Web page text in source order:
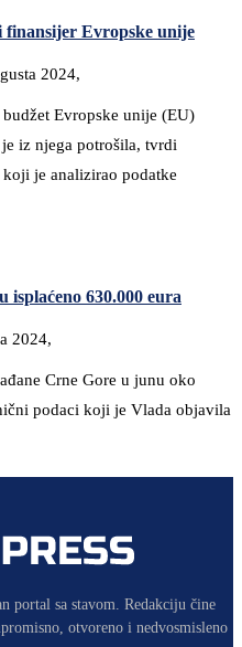
finansijer Evropske unije
2024,
Evropske unije (EU)
iz njega potrošila, tvrdi
je analizirao podatke
630.000 eura
2024,
Crne Gore u junu oko
podaci koji je Vlada objavila
portal sa stavom. Redakciju čine
otvoreno i nedvosmisleno